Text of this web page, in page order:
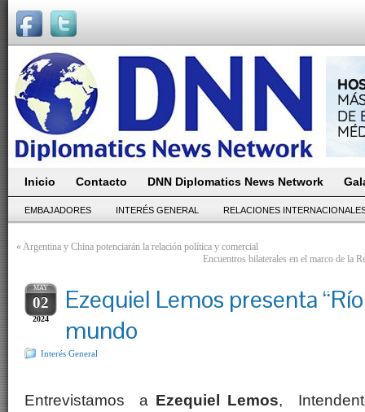
Inicio Contacto DNN Diplomatics News Network
EMBAJADORES INTERÉS GENERAL RELACIONES
«Argentina y China potenciarán la relación política y comercial
Encuentros bilaterales en el marco de la
MAY
02
2024
Ezequiel Lemos presenta
mundo
Interés General
Entrevistamos a Ezequiel Lemos,